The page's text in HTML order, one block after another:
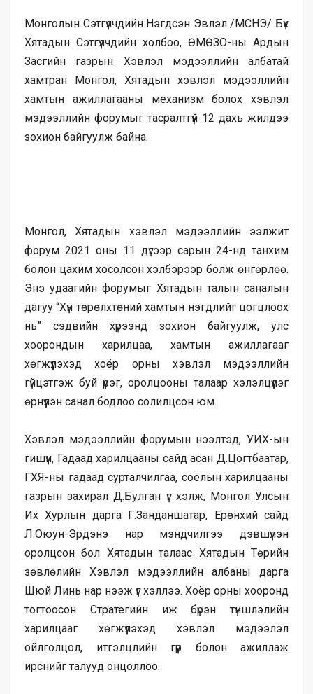
Монголын Сэтгүүлчдийн Нэгдсэн Эвлэл /МСНЭ/ Бүх
Хятадын Сэтгүүлчдийн холбоо, ӨМӨЗО-ны Ардын
Засгийн газрын Хэвлэл мэдээллийн албатай
хамтран Монгол, Хятадын хэвлэл мэдээллийн
хамтын ажиллагааны механизм болох хэвлэл
мэдээллийн форумыг тасралтгүй 12 дахь жилдээ
зохион байгуулж байна.
Монгол, Хятадын хэвлэл мэдээллийн ээлжит
форум 2021 оны 11 дүгээр сарын 24-нд танхим
болон цахим хосолсон хэлбэрээр болж өнгөрлөө.
Энэ удаагийн форумыг Хятадын талын саналын
дагуу “Хүн төрөлхтөний хамтын нэгдлийг цогцлоох
нь” сэдвийн хүрээнд зохион байгуулж, улс
хоорондын харилцаа, хамтын ажиллагааг
хөгжүүлэхэд хоёр орны хэвлэл мэдээллийн
гүйцэтгэж буй үүрэг, оролцооны талаар хэлэлцүүлэг
өрнүүлэн санал бодлоо солилцсон юм.
Хэвлэл мэдээллийн форумын нээлтэд, УИХ-ын
гишүүн, Гадаад харилцааны сайд асан Д.Цогтбаатар,
ГХЯ-ны гадаад сурталчилгаа, соёлын харилцааны
газрын захирал Д.Булган үг хэлж, Монгол Улсын
Их Хурлын дарга Г.Занданшатар, Ерөнхий сайд
Л.Оюун-Эрдэнэ нар мэндчилгээ дэвшүүлэн
оролцсон бол Хятадын талаас Хятадын Төрийн
зөвлөлийн Хэвлэл мэдээллийн албаны дарга
Шюй Линь нар нээж үг хэллээ. Хоёр орны хооронд
тогтоосон Стратегийн иж бүрэн түншлэлийн
харилцааг хөгжүүлэхэд хэвлэл мэдээлэл
ойлголцол, итгэлцлийн гүүр болон ажиллаж
ирснийг талууд онцоллоо.